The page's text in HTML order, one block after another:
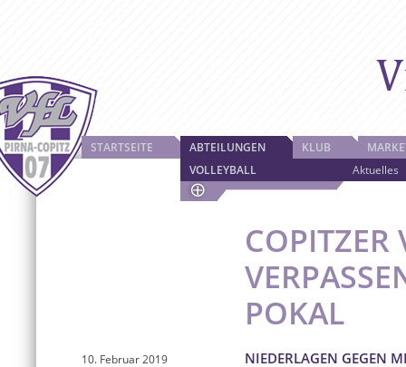
STARTSEITE
ABTEILUNGEN
VOLLEYBALL
Aktuelles
KLUB
COPITZER
POKAL
NIEDERLAGEN GEGEN
10. Februar 2019